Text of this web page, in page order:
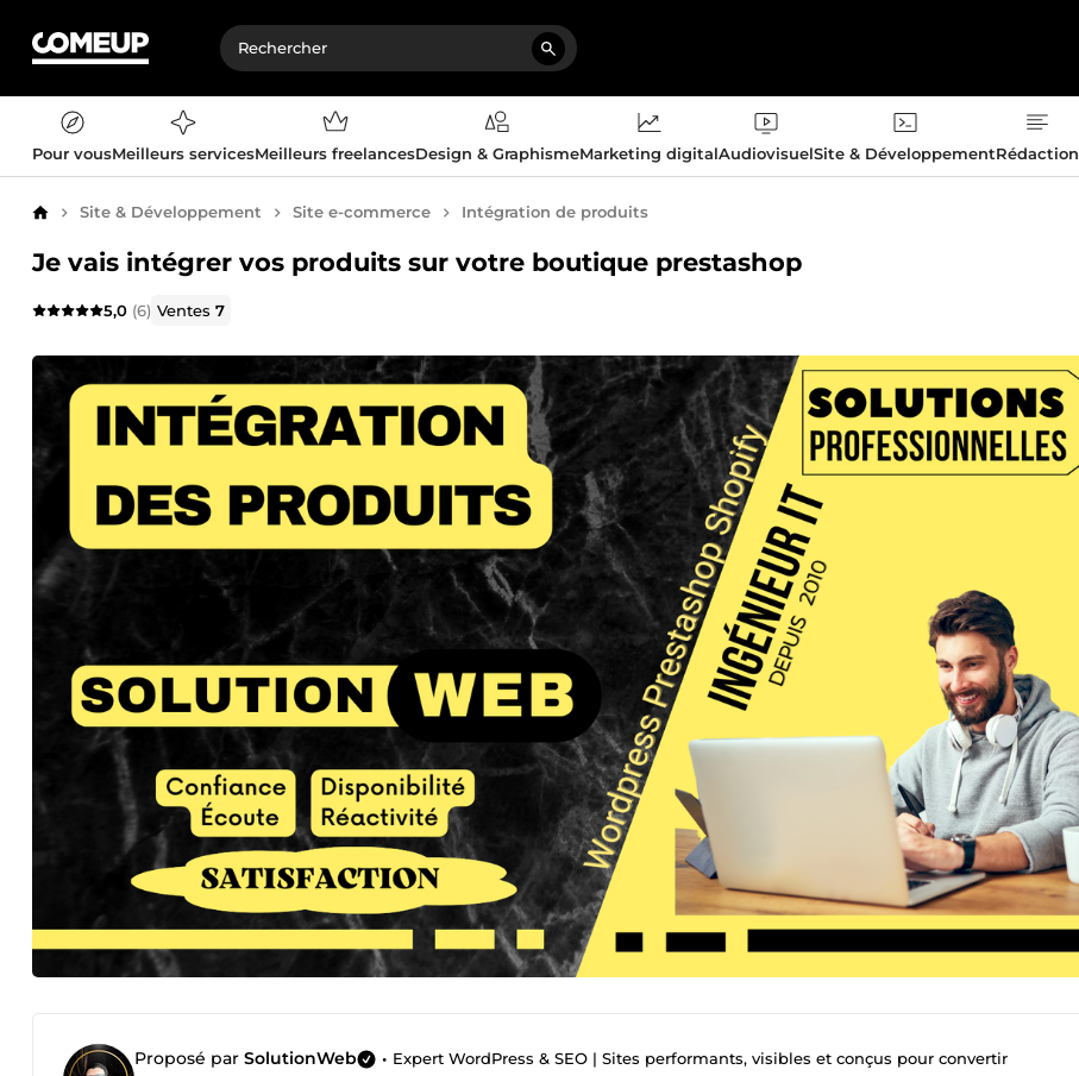
Pour vousMeilleurs servicesMeilleurs freelancesDesign & GraphismeMarketing digitalAudiovisuelSite & DéveloppementRédaction
AccueilSite & Développement Site e-commerce Intégration de produits
Je vais intégrer vos produits sur votre boutique prestashop
5,0 (6) Ventes7
Proposé par SolutionWeb • Expert WordPress & SEO | Sites performants, visibles et conçus pour convertir